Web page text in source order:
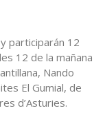
participarán 12
12 de la mañana
Nando
El Gumial, de
d’Asturies.